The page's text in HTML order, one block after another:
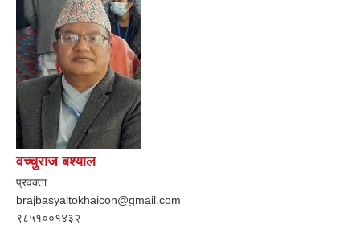
वच्चुराज बश्याल
प्रवक्ता
brajbasyaltokhaicon@gmail.com
९८५१००१४३२